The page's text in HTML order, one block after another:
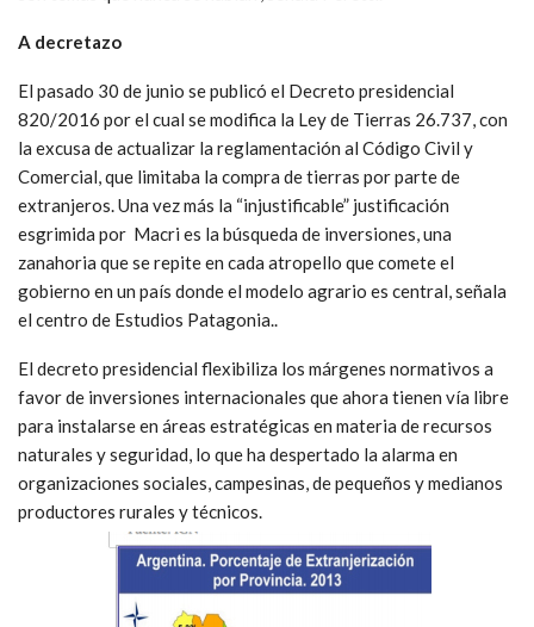
A decretazo
El pasado 30 de junio se publicó el Decreto presidencial
820/2016 por el cual se modifica la Ley de Tierras 26.737, con
la excusa de actualizar la reglamentación al Código Civil y
Comercial, que limitaba la compra de tierras por parte de
extranjeros. Una vez más la “injustificable” justificación
esgrimida por Macri es la búsqueda de inversiones, una
zanahoria que se repite en cada atropello que comete el
gobierno en un país donde el modelo agrario es central, señala
el centro de Estudios Patagonia..
El decreto presidencial flexibiliza los márgenes normativos a
favor de inversiones internacionales que ahora tienen vía libre
para instalarse en áreas estratégicas en materia de recursos
naturales y seguridad, lo que ha despertado la alarma en
organizaciones sociales, campesinas, de pequeños y medianos
productores rurales y técnicos.